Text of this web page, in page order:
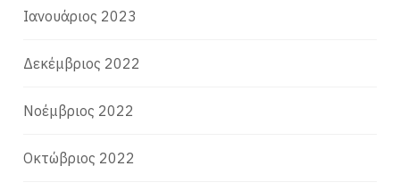
Ιανουάριος 2023
Δεκέμβριος 2022
Νοέμβριος 2022
Οκτώβριος 2022